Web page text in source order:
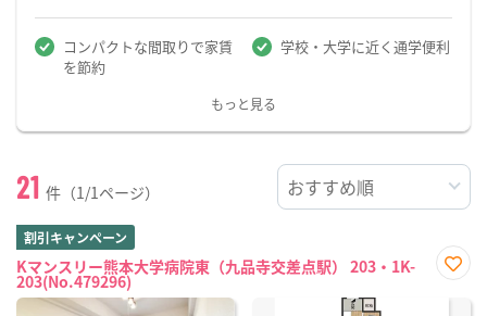
コンパクトな間取りで家賃
を節約
学校・大学に近く通学便利
もっと見る
21 件（1/1ページ）
割引キャンペーン
Kマンスリー熊本大学病院東（九品寺交差点駅） 203・1K-
203(No.479296)
に入